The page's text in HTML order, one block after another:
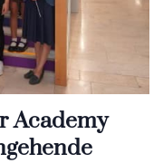
Academy